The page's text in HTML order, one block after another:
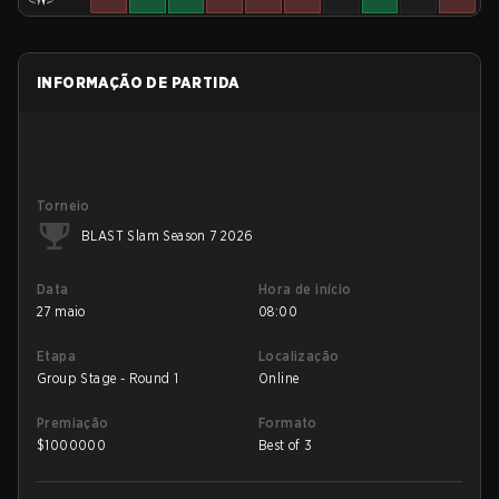
INFORMAÇÃO DE PARTIDA
Torneio
BLAST Slam Season 7 2026
Data
27 maio
Hora de início
08:00
Etapa
Group Stage - Round 1
Localização
Online
Premiação
$1000000
Formato
Best of 3